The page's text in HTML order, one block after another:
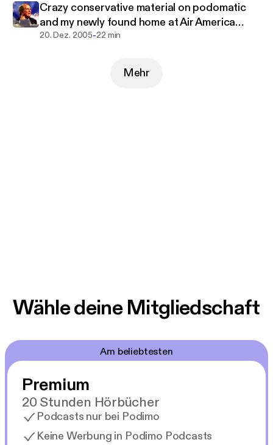
Crazy conservative material on podomatic
and my newly found home at Air America
Place and the Stephanie Miller show.
20. Dez. 2005-22 min
Mehr
Wähle deine Mitgliedschaft
Am beliebtesten
Premium
20 Stunden Hörbücher
Podcasts nur bei Podimo
Keine Werbung in Podimo Podcasts